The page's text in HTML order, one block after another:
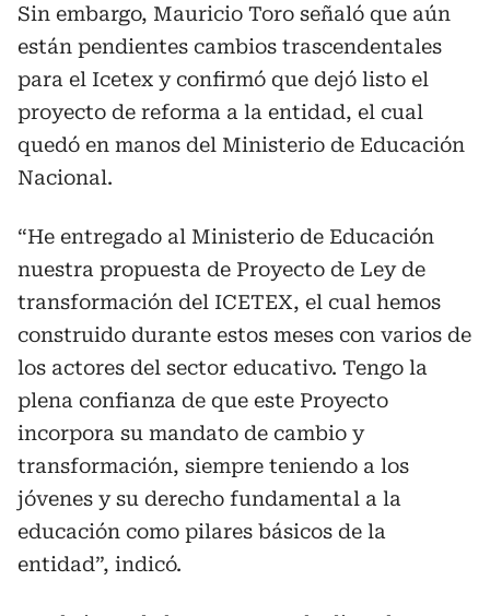
Sin embargo, Mauricio Toro señaló que aún
están pendientes cambios trascendentales
para el Icetex y confirmó que dejó listo el
proyecto de reforma a la entidad, el cual
quedó en manos del Ministerio de Educación
Nacional.
“He entregado al Ministerio de Educación
nuestra propuesta de Proyecto de Ley de
transformación del ICETEX, el cual hemos
construido durante estos meses con varios de
los actores del sector educativo. Tengo la
plena confianza de que este Proyecto
incorpora su mandato de cambio y
transformación, siempre teniendo a los
jóvenes y su derecho fundamental a la
educación como pilares básicos de la
entidad”, indicó.